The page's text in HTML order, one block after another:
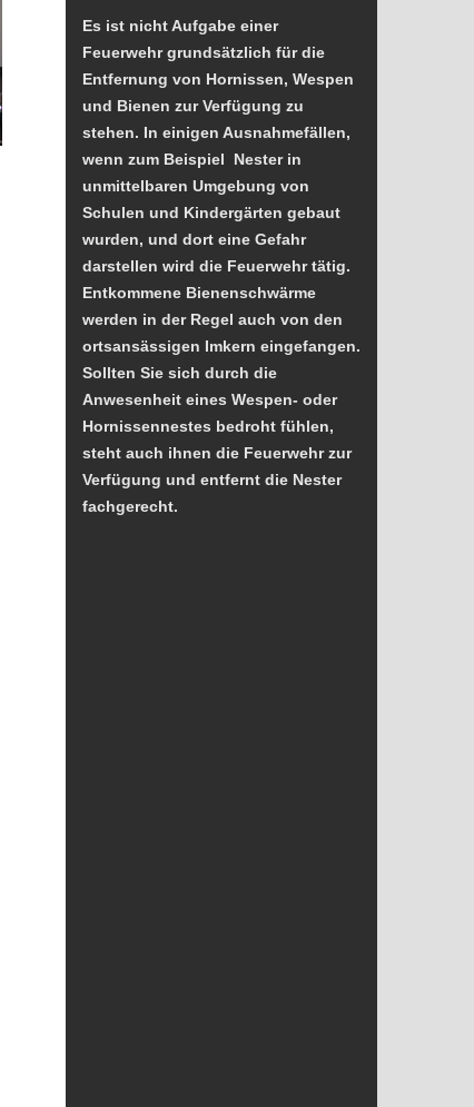
Es ist nicht Aufgabe einer
Feuerwehr grundsätzlich für die
Entfernung von Hornissen, Wespen
und Bienen zur Verfügung zu
stehen. In einigen Ausnahmefällen,
wenn zum Beispiel Nester in
unmittelbaren Umgebung von
Schulen und Kindergärten gebaut
wurden, und dort eine Gefahr
darstellen wird die Feuerwehr tätig.
Entkommene Bienenschwärme
werden in der Regel auch von den
ortsansässigen Imkern eingefangen.
Sollten Sie sich durch die
Anwesenheit eines Wespen- oder
Hornissennestes bedroht fühlen,
steht auch ihnen die Feuerwehr zur
Verfügung und entfernt die Nester
fachgerecht.